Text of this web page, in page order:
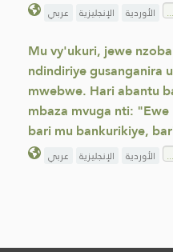
عربي الإنجليزية الأوردية
Mu vy'ukuri, jewe
ndindiriye gusanganira
mwebwe. Hari abantu
mbaza mvuga nti:
bari mu bankurikiye,
عربي الإنجليزية الأوردية